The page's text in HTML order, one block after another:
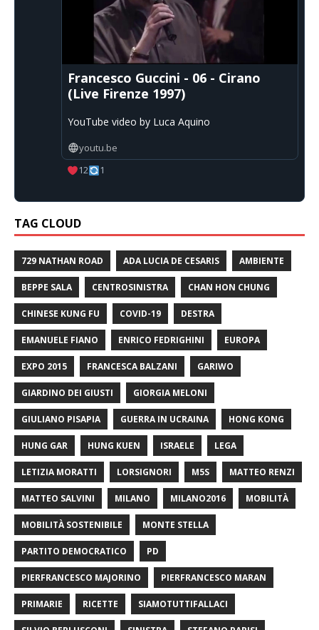
Francesco Guccini - 06 - Cirano
(Live Firenze 1997)
YouTube video by Luca Aquino
youtu.be
12
1
TAG CLOUD
729 NATHAN ROAD ADA LUCIA DE CESARIS AMBIENTE
BEPPE SALA CENTROSINISTRA CHAN HON CHUNG
CHINESE KUNG FU COVID-19 DESTRA
EMANUELE FIANO ENRICO FEDRIGHINI EUROPA
EXPO 2015 FRANCESCA BALZANI GARIWO
GIARDINO DEI GIUSTI GIORGIA MELONI
GIULIANO PISAPIA GUERRA IN UCRAINA HONG KONG
HUNG GAR HUNG KUEN ISRAELE LEGA
LETIZIA MORATTI LORSIGNORI M5S MATTEO RENZI
MATTEO SALVINI MILANO MILANO2016 MOBILITÀ
MOBILITÀ SOSTENIBILE MONTE STELLA
PARTITO DEMOCRATICO PD
PIERFRANCESCO MAJORINO PIERFRANCESCO MARAN
PRIMARIE RICETTE SIAMOTUTTIFALLACI